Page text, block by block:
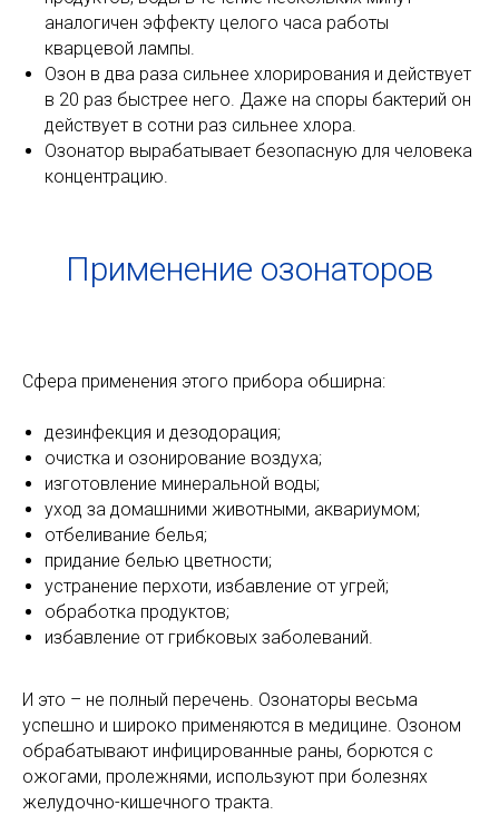
аналогичен эффекту целого часа работы
кварцевой лампы.
Озон в два раза сильнее хлорирования и действует
в 20 раз быстрее него. Даже на споры бактерий он
действует в сотни раз сильнее хлора.
Озонатор вырабатывает безопасную для человека
концентрацию.
Применение озонаторов
Сфера применения этого прибора обширна:
дезинфекция и дезодорация;
очистка и озонирование воздуха;
изготовление минеральной воды;
уход за домашними животными, аквариумом;
отбеливание белья;
придание белью цветности;
устранение перхоти, избавление от угрей;
обработка продуктов;
избавление от грибковых заболеваний.
И это – не полный перечень. Озонаторы весьма
успешно и широко применяются в медицине. Озоном
обрабатывают инфицированные раны, борются с
ожогами, пролежнями, используют при болезнях
желудочно-кишечного тракта.